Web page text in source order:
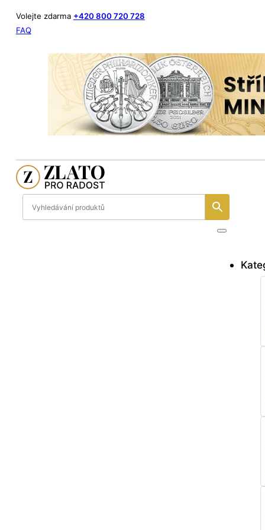
Volejte zdarma +420 800 720 728
FAQ